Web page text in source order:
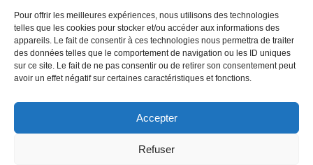
Pour offrir les meilleures expériences, nous utilisons des technologies
telles que les cookies pour stocker et/ou accéder aux informations des
appareils. Le fait de consentir à ces technologies nous permettra de traiter
des données telles que le comportement de navigation ou les ID uniques
sur ce site. Le fait de ne pas consentir ou de retirer son consentement peut
avoir un effet négatif sur certaines caractéristiques et fonctions.
Accepter
Refuser
Mouais, le mensuel dubitatif…quoique est